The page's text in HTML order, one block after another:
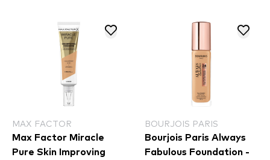
MAX FACTOR
Max Factor Miracle
Pure Skin Improving
BOURJOIS PARIS
Bourjois Paris Always
Fabulous Foundation -